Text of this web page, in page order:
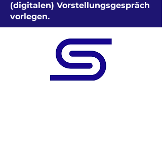
(digitalen) Vorstellungsgespräch
vorlegen.